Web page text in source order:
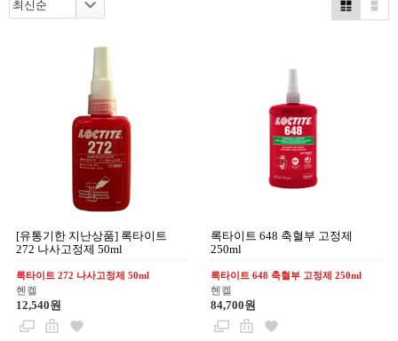
[유통기한 지난상품] 록타이트
272 나사고정제 50ml
록타이트 272 나사고정제 50ml
헨켈
12,540원
록타이트 648 축혈부 고정제
250ml
록타이트 648 축혈부 고정제 250ml
헨켈
84,700원